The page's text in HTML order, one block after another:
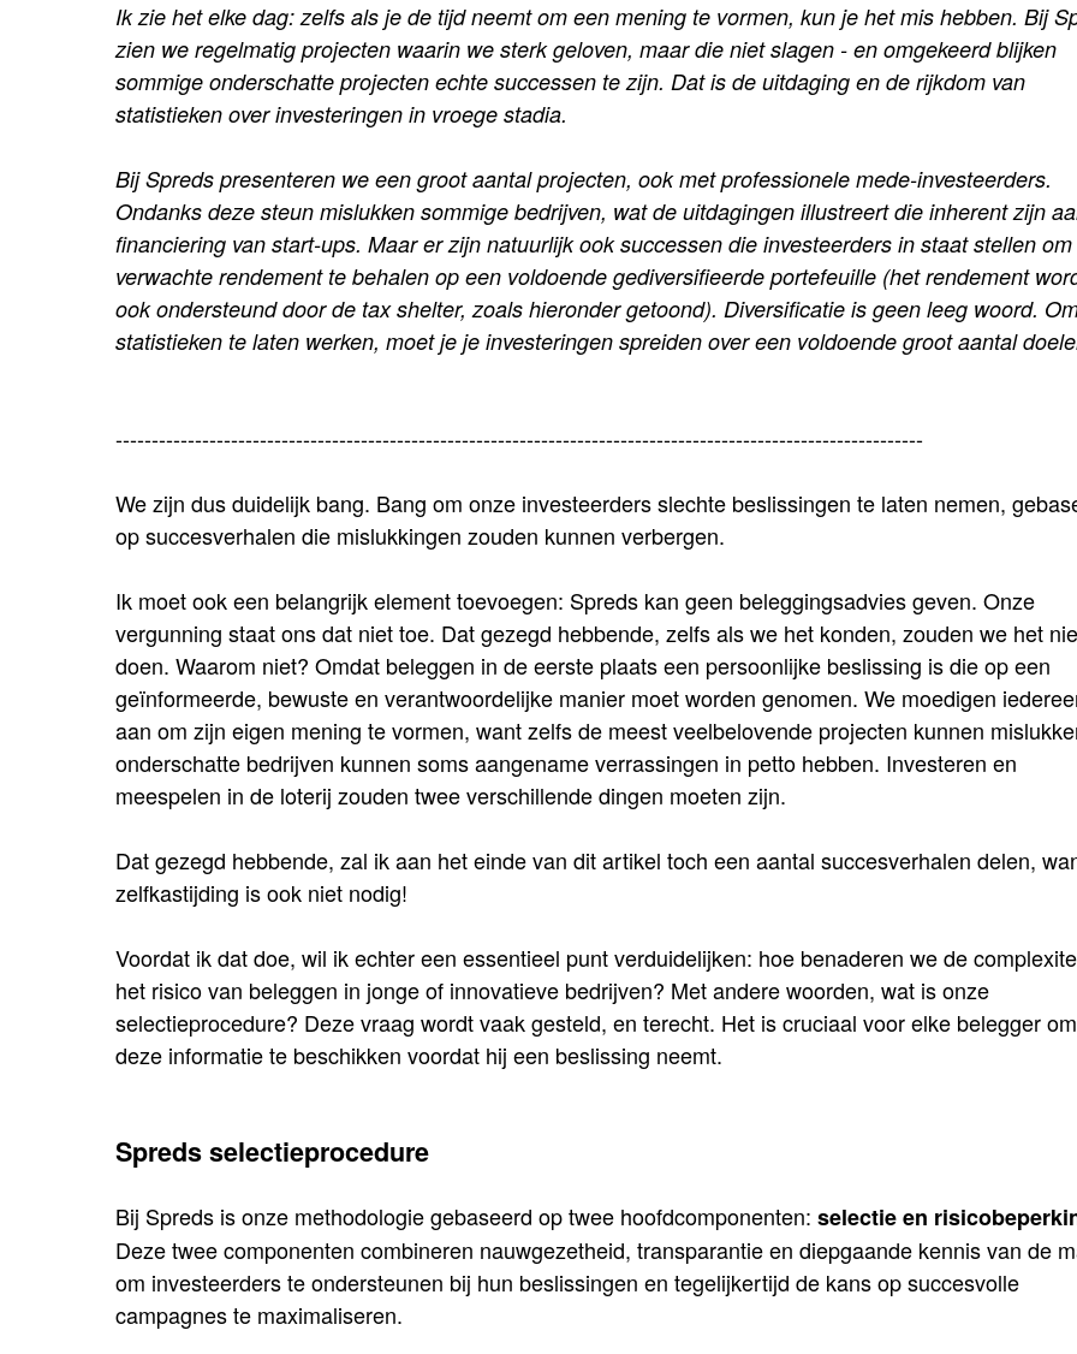
Ik zie het elke dag: zelfs als je de tijd neemt om een mening te vormen, kun je het mis hebben. Bij
zien we regelmatig projecten waarin we sterk geloven, maar die niet slagen - en omgekeerd blijken
sommige onderschatte projecten echte successen te zijn. Dat is de uitdaging en de rijkdom van
statistieken over investeringen in vroege stadia.
Bij Spreds presenteren we een groot aantal projecten, ook met professionele mede-investeerders.
Ondanks deze steun mislukken sommige bedrijven, wat de uitdagingen illustreert die inherent zijn
financiering van start-ups. Maar er zijn natuurlijk ook successen die investeerders in staat stellen
verwachte rendement te behalen op een voldoende gediversifieerde portefeuille (het rendement
ook ondersteund door de tax shelter, zoals hieronder getoond). Diversificatie is geen leeg woord.
statistieken te laten werken, moet je je investeringen spreiden over een voldoende groot aantal
----------------------------------------------------------------------------------------------------------------
We zijn dus duidelijk bang. Bang om onze investeerders slechte beslissingen te laten nemen,
op succesverhalen die mislukkingen zouden kunnen verbergen.
Ik moet ook een belangrijk element toevoegen: Spreds kan geen beleggingsadvies geven. Onze
vergunning staat ons dat niet toe. Dat gezegd hebbende, zelfs als we het konden, zouden we het
doen. Waarom niet? Omdat beleggen in de eerste plaats een persoonlijke beslissing is die op een
geïnformeerde, bewuste en verantwoordelijke manier moet worden genomen. We moedigen
aan om zijn eigen mening te vormen, want zelfs de meest veelbelovende projecten kunnen
onderschatte bedrijven kunnen soms aangename verrassingen in petto hebben. Investeren en
meespelen in de loterij zouden twee verschillende dingen moeten zijn.
Dat gezegd hebbende, zal ik aan het einde van dit artikel toch een aantal succesverhalen delen,
zelfkastijding is ook niet nodig!
Voordat ik dat doe, wil ik echter een essentieel punt verduidelijken: hoe benaderen we de
het risico van beleggen in jonge of innovatieve bedrijven? Met andere woorden, wat is onze
selectieprocedure? Deze vraag wordt vaak gesteld, en terecht. Het is cruciaal voor elke belegger
deze informatie te beschikken voordat hij een beslissing neemt.
Spreds selectieprocedure
Bij Spreds is onze methodologie gebaseerd op twee hoofdcomponenten: selectie en
Deze twee componenten combineren nauwgezetheid, transparantie en diepgaande kennis van de
om investeerders te ondersteunen bij hun beslissingen en tegelijkertijd de kans op succesvolle
campagnes te maximaliseren.